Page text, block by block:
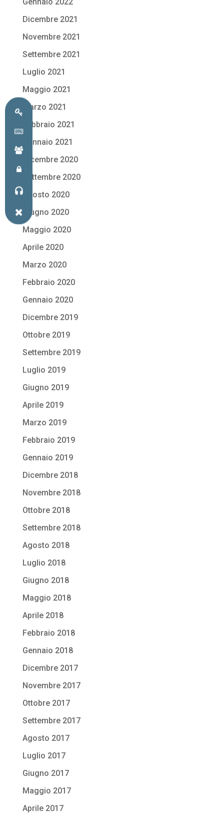
Gennaio 2022
Dicembre 2021
Novembre 2021
Settembre 2021
Luglio 2021
Maggio 2021
Marzo 2021
Febbraio 2021
Gennaio 2021
Dicembre 2020
Settembre 2020
Agosto 2020
Giugno 2020
Maggio 2020
Aprile 2020
Marzo 2020
Febbraio 2020
Gennaio 2020
Dicembre 2019
Ottobre 2019
Settembre 2019
Luglio 2019
Giugno 2019
Aprile 2019
Marzo 2019
Febbraio 2019
Gennaio 2019
Dicembre 2018
Novembre 2018
Ottobre 2018
Settembre 2018
Agosto 2018
Luglio 2018
Giugno 2018
Maggio 2018
Aprile 2018
Febbraio 2018
Gennaio 2018
Dicembre 2017
Novembre 2017
Ottobre 2017
Settembre 2017
Agosto 2017
Luglio 2017
Giugno 2017
Maggio 2017
Aprile 2017